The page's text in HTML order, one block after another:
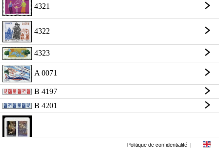
4321
4322
4323
A 0071
B 4197
B 4201
Politique de confidentialité |